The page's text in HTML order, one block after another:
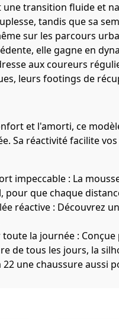
transition fluide et
tandis que sa
sur les parcours
elle gagne en
aux coureurs
leurs footings de
et l'amorti, ce
Sa réactivité facilite
impeccable : La
pour que chaque
réactive : Découvrez
la journée :
de tous les jours, la
22 une chaussure aussi